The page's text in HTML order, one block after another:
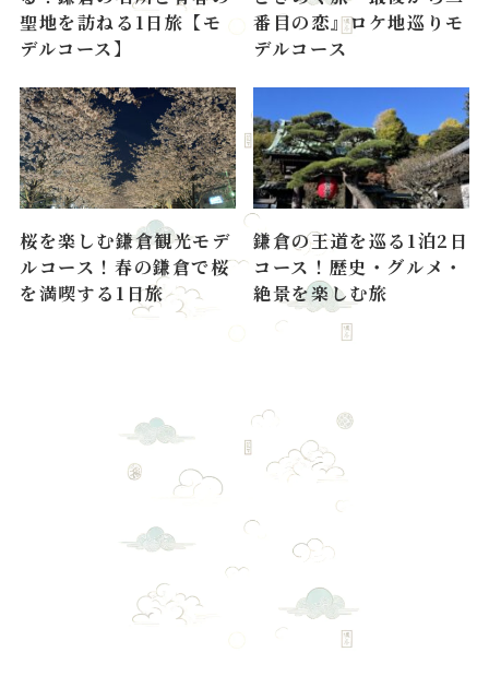
聖地を訪ねる1日旅【モ
デルコース】
番目の恋』ロケ地巡りモ
デルコース
桜を楽しむ鎌倉観光モデ
ルコース！春の鎌倉で桜
を満喫する1日旅
鎌倉の王道を巡る1泊2日
コース！歴史・グルメ・
絶景を楽しむ旅